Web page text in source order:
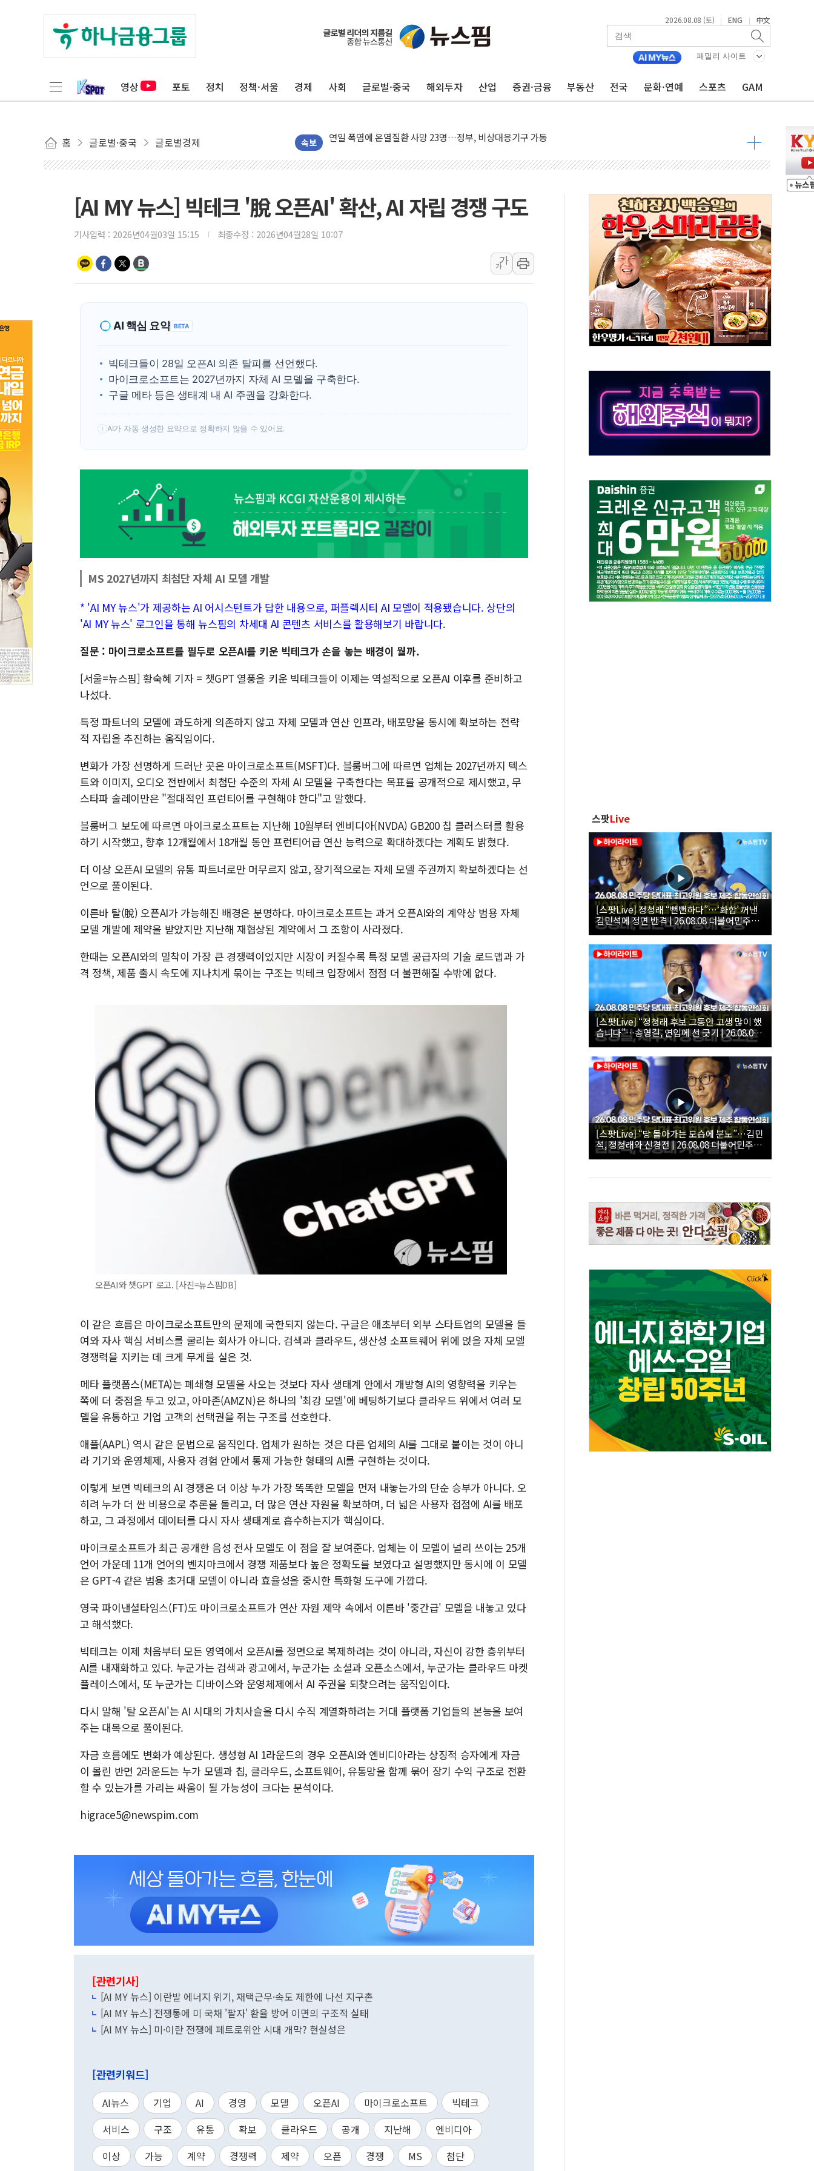
2026.08.08 (토) | ENG | 中文
패밀리 사이트
영상 포토 정치 정책·서울 경제 사회 글로벌·중국 해외투자 산업 증권·금융 부동산 전국 문화·연예 스포츠 GAM
홈 글로벌·중국 글로벌경제 속보
李대통령, ISA 개편 재검토 지시…與 "적극 환영"·野 "졸속 국정"
동해중부 전 해상 풍랑주의보…10일까지 최대 3.5m 높은 물결
中 전방위 아파트 부양, 수도 베이징도 부동산 규제 철폐
인제 용대리 계곡서 수위 상승으로 피서객 7명 고립…전원 구조
강원 중·남부 동해안 시간당 50mm 이상 폭우…호우경보 발효
청양 밭에서 일하던 90대 숨져…온열질환 여부 조사
폭염에 車 운전면허 기능시험 오전 집중 편성…체감온도 38도 넘으면 중단
李대통령, 'ISA·주가누르기 방지법' 전면 재검토 지시
'호우 특보' 경북 울진 시간당 20~30mm 강한 비...가뭄 해소될 듯
주말 무더위·열대야 지속…내륙 곳곳 소나기
오세훈 "용산공원 주택 검토, 민주당 스스로 원칙 뒤집는 것"
민주당, 오늘 제주·인천 경선 발표...김민석 '재역전' vs 정청래 '격차 확대'
유럽증시, 美 고용 예상 밖 부진에 연준 금리 인상 가능성 낮아지며 상승… STOXX 600 지수는 나흘 연속 최고치
[AI MY 뉴스] 빅테크 '脫 오픈AI' 확산, AI 자립 경쟁 구도
기사입력 : 2026년04월03일 15:15 최종수정 : 2026년04월28일 10:07
가
가
AI 핵심 요약 BETA
빅테크들이 28일 오픈AI 의존 탈피를 선언했다.
마이크로소프트는 2027년까지 자체 AI 모델을 구축한다.
구글 메타 등은 생태계 내 AI 주권을 강화한다.
! AI가 자동 생성한 요약으로 정확하지 않을 수 있어요.
MS 2027년까지 최첨단 자체 AI 모델 개발
* 'AI MY 뉴스'가 제공하는 AI 어시스턴트가 답한 내용으로, 퍼플렉시티 AI 모델이 적용됐습니다. 상단의
'AI MY 뉴스' 로그인을 통해 뉴스핌의 차세대 AI 콘텐츠 서비스를 활용해보기 바랍니다.
질문 : 마이크로소프트를 필두로 오픈AI를 키운 빅테크가 손을 놓는 배경이 뭘까.
[서울=뉴스핌] 황숙혜 기자 = 챗GPT 열풍을 키운 빅테크들이 이제는 역설적으로 오픈AI 이후를 준비하고
나섰다.
특정 파트너의 모델에 과도하게 의존하지 않고 자체 모델과 연산 인프라, 배포망을 동시에 확보하는 전략
적 자립을 추진하는 움직임이다.
변화가 가장 선명하게 드러난 곳은 마이크로소프트(MSFT)다. 블룸버그에 따르면 업체는 2027년까지 텍스
트와 이미지, 오디오 전반에서 최첨단 수준의 자체 AI 모델을 구축한다는 목표를 공개적으로 제시했고, 무
스타파 술레이만은 "절대적인 프런티어를 구현해야 한다"고 말했다.
블룸버그 보도에 따르면 마이크로소프트는 지난해 10월부터 엔비디아(NVDA) GB200 칩 클러스터를 활용
하기 시작했고, 향후 12개월에서 18개월 동안 프런티어급 연산 능력으로 확대하겠다는 계획도 밝혔다.
더 이상 오픈AI 모델의 유통 파트너로만 머무르지 않고, 장기적으로는 자체 모델 주권까지 확보하겠다는 선
언으로 풀이된다.
이른바 탈(脫) 오픈AI가 가능해진 배경은 분명하다. 마이크로소프트는 과거 오픈AI와의 계약상 범용 자체
모델 개발에 제약을 받았지만 지난해 재협상된 계약에서 그 조항이 사라졌다.
한때는 오픈AI와의 밀착이 가장 큰 경쟁력이었지만 시장이 커질수록 특정 모델 공급자의 기술 로드맵과 가
격 정책, 제품 출시 속도에 지나치게 묶이는 구조는 빅테크 입장에서 점점 더 불편해질 수밖에 없다.
오픈AI와 챗GPT 로고. [사진=뉴스핌DB]
이 같은 흐름은 마이크로소프트만의 문제에 국한되지 않는다. 구글은 애초부터 외부 스타트업의 모델을 들
여와 자사 핵심 서비스를 굴리는 회사가 아니다. 검색과 클라우드, 생산성 소프트웨어 위에 얹을 자체 모델
경쟁력을 지키는 데 크게 무게를 실은 것.
메타 플랫폼스(META)는 폐쇄형 모델을 사오는 것보다 자사 생태계 안에서 개방형 AI의 영향력을 키우는
쪽에 더 중점을 두고 있고, 아마존(AMZN)은 하나의 '최강 모델'에 베팅하기보다 클라우드 위에서 여러 모
델을 유통하고 기업 고객의 선택권을 쥐는 구조를 선호한다.
애플(AAPL) 역시 같은 문법으로 움직인다. 업체가 원하는 것은 다른 업체의 AI를 그대로 붙이는 것이 아니
라 기기와 운영체제, 사용자 경험 안에서 통제 가능한 형태의 AI를 구현하는 것이다.
이렇게 보면 빅테크의 AI 경쟁은 더 이상 누가 가장 똑똑한 모델을 먼저 내놓는가의 단순 승부가 아니다. 오
히려 누가 더 싼 비용으로 추론을 돌리고, 더 많은 연산 자원을 확보하며, 더 넓은 사용자 접점에 AI를 배포
하고, 그 과정에서 데이터를 다시 자사 생태계로 흡수하는지가 핵심이다.
마이크로소프트가 최근 공개한 음성 전사 모델도 이 점을 잘 보여준다. 업체는 이 모델이 널리 쓰이는 25개
언어 가운데 11개 언어의 벤치마크에서 경쟁 제품보다 높은 정확도를 보였다고 설명했지만 동시에 이 모델
은 GPT-4 같은 범용 초거대 모델이 아니라 효율성을 중시한 특화형 도구에 가깝다.
영국 파이낸셜타임스(FT)도 마이크로소프트가 연산 자원 제약 속에서 이른바 '중간급' 모델을 내놓고 있다
고 해석했다.
빅테크는 이제 처음부터 모든 영역에서 오픈AI를 정면으로 복제하려는 것이 아니라, 자신이 강한 층위부터
AI를 내재화하고 있다. 누군가는 검색과 광고에서, 누군가는 소셜과 오픈소스에서, 누군가는 클라우드 마켓
플레이스에서, 또 누군가는 디바이스와 운영체제에서 AI 주권을 되찾으려는 움직임이다.
다시 말해 '탈 오픈AI'는 AI 시대의 가치사슬을 다시 수직 계열화하려는 거대 플랫폼 기업들의 본능을 보여
주는 대목으로 풀이된다.
자금 흐름에도 변화가 예상된다. 생성형 AI 1라운드의 경우 오픈AI와 엔비디아라는 상징적 승자에게 자금
이 몰린 반면 2라운드는 누가 모델과 칩, 클라우드, 소프트웨어, 유통망을 함께 묶어 장기 수익 구조로 전환
할 수 있는가를 가리는 싸움이 될 가능성이 크다는 분석이다.
higrace5@newspim.com
[관련기사]
[AI MY 뉴스] 이란발 에너지 위기, 재택근무·속도 제한에 나선 지구촌
[AI MY 뉴스] 전쟁통에 미 국채 '팔자' 환율 방어 이면의 구조적 실태
[AI MY 뉴스] 미·이란 전쟁에 페트로위안 시대 개막? 현실성은
[관련키워드]
AI뉴스 기업 AI 경영 모델 오픈AI 마이크로소프트
빅테크
서비스
구조 유통 확보 클라우드 공개 지난해
엔비디아
이상
가능 계약 경쟁력 제약 오픈 경쟁 MS 첨단
스팟Live
[스팟Live] 정청래 “뻔뻔하다”…‘화합’ 꺼낸
김민석에 정면 반격 | 26.08.08 더불어민주당
당대표·최고위원 후보 제주 합동연설회
[스팟Live] “정청래 후보 그동안 고생 많이 했
습니다”…송영길, 연임에 선 긋기 | 26.08.08
더불어민주당 당대표·최고위원 후보 제주 합
동연설회
[스팟Live] “당 돌아가는 모습에 분노”…김민
석, 정청래와 신경전 | 26.08.08 더불어민주당
당대표·최고위원 후보 제주 합동연설회